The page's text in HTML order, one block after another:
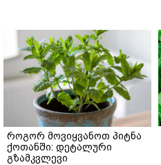
როგორ მოვიყვანოთ პიტნა
ქოთანში: დეტალური
გზამკვლევი